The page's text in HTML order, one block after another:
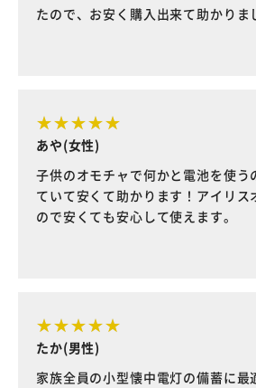
たので、お安く購入出来て助かりま
あや(女性)
子供のオモチャで何かと電池を使う
ていて安くて助かります！アイリス
ので安くても安心して使えます。
たか(男性)
家族全員の小型懐中電灯の備蓄に最